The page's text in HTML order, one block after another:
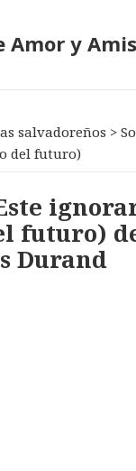
Amor y
salvadoreños >
del futuro)
futuro)
Durand